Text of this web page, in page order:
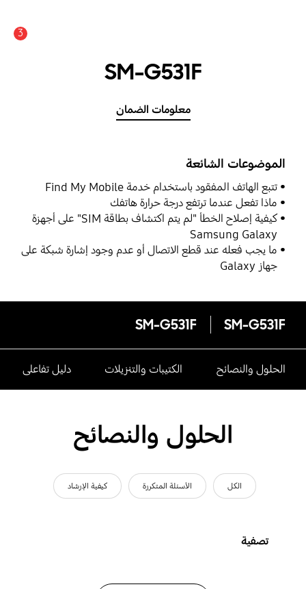
3
SM-G531F
معلومات الضمان
الموضوعات الشائعة
تتبع الهاتف المفقود باستخدام خدمة Find My Mobile
ماذا تفعل عندما ترتفع درجة حرارة هاتفك
كيفية إصلاح الخطأ "لم يتم اكتشاف بطاقة SIM" على أجهزة
Samsung Galaxy
ما يجب فعله عند قطع الاتصال أو عدم وجود إشارة شبكة على
جهاز Galaxy
SM-G531F
SM-G531F
الحلول والنصائح الكتيبات والتنزيلات دليل تفاعلى
الحلول والنصائح
الكل الأسئلة المتكررة كيفية الإرشاد
تصفية